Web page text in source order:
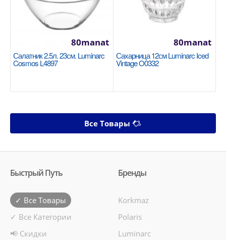
Салатник 2.5л. 23см. Luminarc
Cosmos L4897
80manat
Сахарница 12см Luminarc Iced
Vintage O0332
80manat
Все Товары
Быстрый Путь
✓ Все Товары
✓ Все Категории
📢 Скидки
Бренды
Korkmaz
Polaris
Luminarc